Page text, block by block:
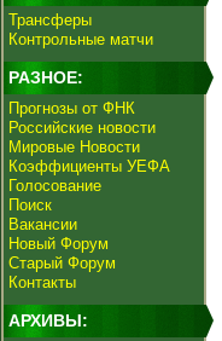
Трансферы
Контрольные матчи
РАЗНОЕ:
Прогнозы от ФНК
Российские новости
Мировые Новости
Коэффициенты УЕФА
Голосование
Поиск
Вакансии
Новый Форум
Старый Форум
Контакты
АРХИВЫ: